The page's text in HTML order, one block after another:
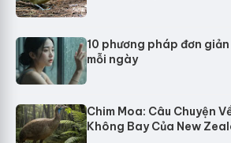
10 phương pháp đơn
mỗi ngày
Chim Moa: Câu Chuyện
Không Bay Của New